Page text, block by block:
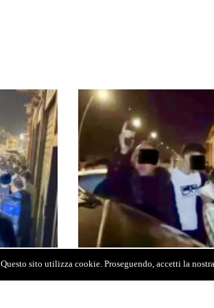
Questo sito utilizza cookie. Proseguendo, accetti la